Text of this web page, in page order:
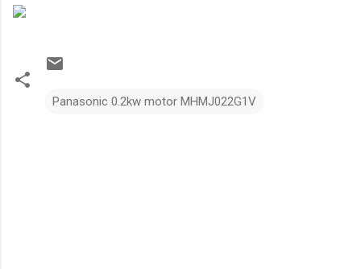
Panasonic 0.2kw motor MHMJ022G1V